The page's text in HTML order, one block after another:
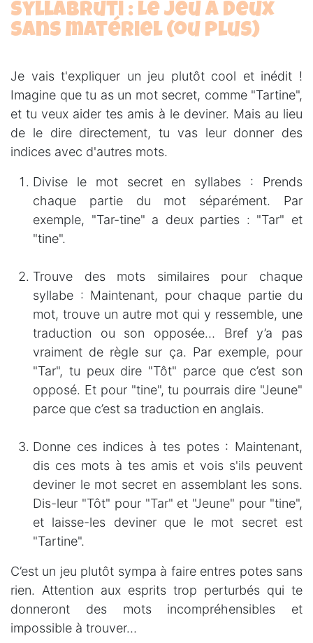
Syllabruti : Le jeu à deux
sans matériel (ou plus)
Je vais t'expliquer un jeu plutôt cool et inédit !
Imagine que tu as un mot secret, comme "Tartine",
et tu veux aider tes amis à le deviner. Mais au lieu
de le dire directement, tu vas leur donner des
indices avec d'autres mots.
Divise le mot secret en syllabes : Prends
chaque partie du mot séparément. Par
exemple, "Tar-tine" a deux parties : "Tar" et
"tine".
Trouve des mots similaires pour chaque
syllabe : Maintenant, pour chaque partie du
mot, trouve un autre mot qui y ressemble, une
traduction ou son opposée… Bref y’a pas
vraiment de règle sur ça. Par exemple, pour
"Tar", tu peux dire "Tôt" parce que c’est son
opposé. Et pour "tine", tu pourrais dire "Jeune"
parce que c’est sa traduction en anglais.
Donne ces indices à tes potes : Maintenant,
dis ces mots à tes amis et vois s'ils peuvent
deviner le mot secret en assemblant les sons.
Dis-leur "Tôt" pour "Tar" et "Jeune" pour "tine",
et laisse-les deviner que le mot secret est
"Tartine".
C’est un jeu plutôt sympa à faire entres potes sans
rien. Attention aux esprits trop perturbés qui te
donneront des mots incompréhensibles et
impossible à trouver…